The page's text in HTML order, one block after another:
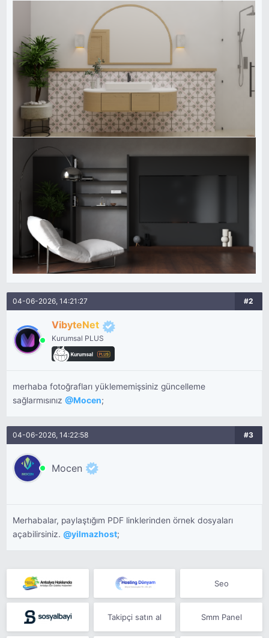
04-06-2026, 14:21:27 #2
VibyteNet
Kurumsal PLUS
merhaba fotoğrafları yüklememişsiniz güncelleme
sağlarmısınız@Mocen;
04-06-2026, 14:22:58 #3
Mocen
Merhabalar, paylaştığım PDF linklerinden örnek dosyaları
açabilirsiniz.@yilmazhost;
Seo
Takipçi satın al Smm Panel